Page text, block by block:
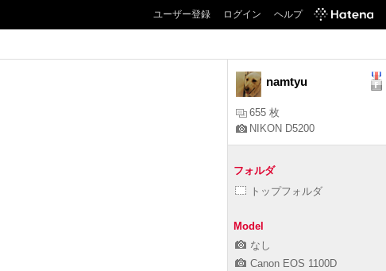
ユーザー登録 ログイン ヘルプ
namtyu
655 枚
NIKON D5200
フォルダ
トップフォルダ
Model
なし
Canon EOS 1100D